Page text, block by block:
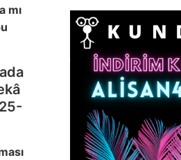
mı